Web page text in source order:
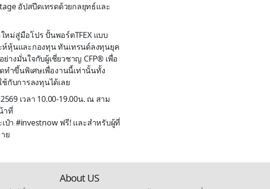
อัปสปีดเทรดด้วยกลยุทธ์และ
ใหม่สู่มือโปร ปั้นพอร์ตTFEX แบบ
ะห์หุ้นและกองทุน ทันเทรนด์ลงทุนยุค
างมั่นใจกับผู้เชี่ยวชาญ CFP® เพื่อ
ำขึ้นพิเศษเพื่องานนี้เท่านั้นทั้ง
กับการลงทุนได้เลย
เวลา 10.00-19.00น. ณ สาม
าที่
า #investnow ฟรี! และสำหรับผู้ที่
ย
About US